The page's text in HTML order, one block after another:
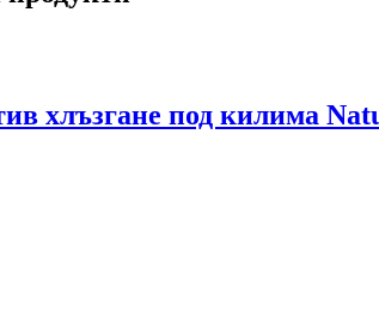
хлъзгане под килима